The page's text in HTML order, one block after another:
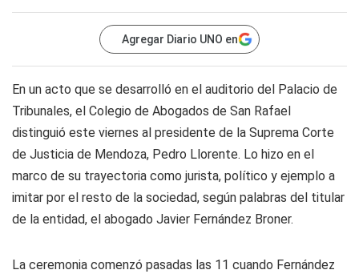
Agregar Diario UNO en
En un acto que se desarrolló en el auditorio del Palacio de
Tribunales, el Colegio de Abogados de San Rafael
distinguió este viernes al presidente de la Suprema Corte
de Justicia de Mendoza, Pedro Llorente. Lo hizo en el
marco de su trayectoria como jurista, político y ejemplo a
imitar por el resto de la sociedad, según palabras del titular
de la entidad, el abogado Javier Fernández Broner.
La ceremonia comenzó pasadas las 11 cuando Fernández